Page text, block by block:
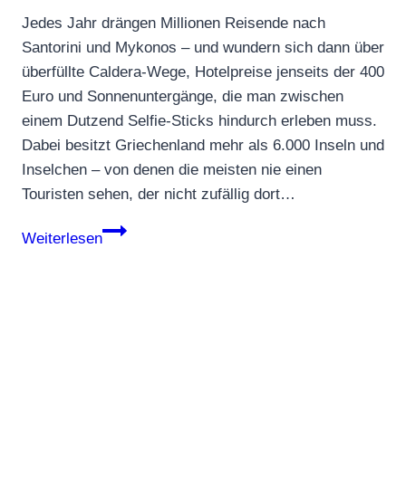
Jedes Jahr drängen Millionen Reisende nach
Santorini und Mykonos – und wundern sich dann über
überfüllte Caldera-Wege, Hotelpreise jenseits der 400
Euro und Sonnenuntergänge, die man zwischen
einem Dutzend Selfie-Sticks hindurch erleben muss.
Dabei besitzt Griechenland mehr als 6.000 Inseln und
Inselchen – von denen die meisten nie einen
Touristen sehen, der nicht zufällig dort…
Weiterlesen
Vergiss